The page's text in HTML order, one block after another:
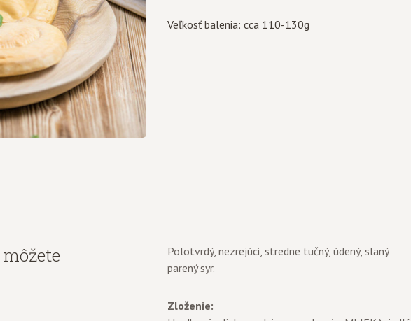
Veľkosť balenia: cca 110-130g
Polotvrdý, nezrejúci, stredne tučný, údený, slaný
parený syr.
Zloženie: